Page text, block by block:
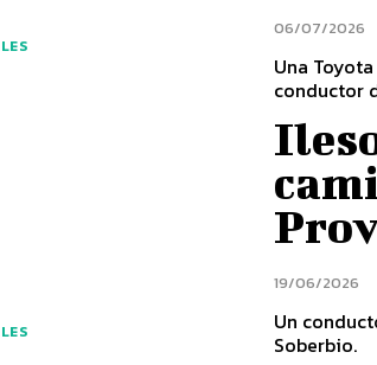
06/07/2026
Una
conductor
19/06/2026
Un
Soberbio.